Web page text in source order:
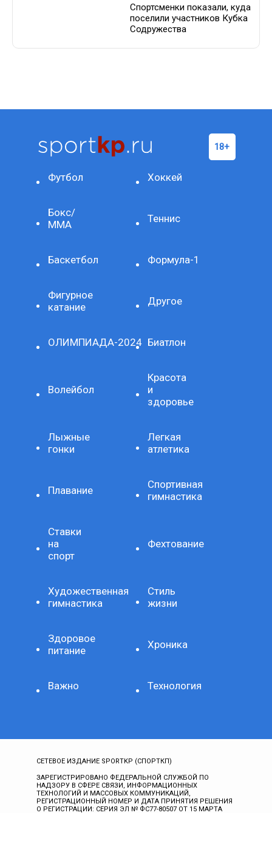
Спортсменки показали, куда
поселили участников Кубка
Содружества
Футбол Хоккей
Бокс/
ММА
Теннис
Баскетбол Формула-1
Фигурное
катание
Другое
ОЛИМПИАДА-2024 Биатлон
Волейбол
Красота
и
здоровье
Лыжные
гонки
Легкая
атлетика
Плавание
Спортивная
гимнастика
Ставки
на
спорт
Фехтование
Художественная
гимнастика
Стиль
жизни
Здоровое
питание
Хроника
Важно Технология
СЕТЕВОЕ ИЗДАНИЕ SPORTKP (СПОРТКП)
ЗАРЕГИСТРИРОВАНО ФЕДЕРАЛЬНОЙ СЛУЖБОЙ ПО
НАДЗОРУ В СФЕРЕ СВЯЗИ, ИНФОРМАЦИОННЫХ
ТЕХНОЛОГИЙ И МАССОВЫХ КОММУНИКАЦИЙ,
РЕГИСТРАЦИОННЫЙ НОМЕР И ДАТА ПРИНЯТИЯ РЕШЕНИЯ
О РЕГИСТРАЦИИ: СЕРИЯ ЭЛ № ФС77-80507 ОТ 15 МАРТА